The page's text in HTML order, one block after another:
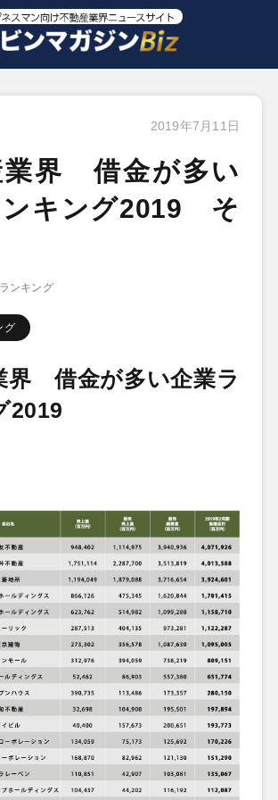
2019年7月11日
業界 借金が多い
ンキング2019 そ
ンキング
グ
界 借金が多い企業ラ
2019